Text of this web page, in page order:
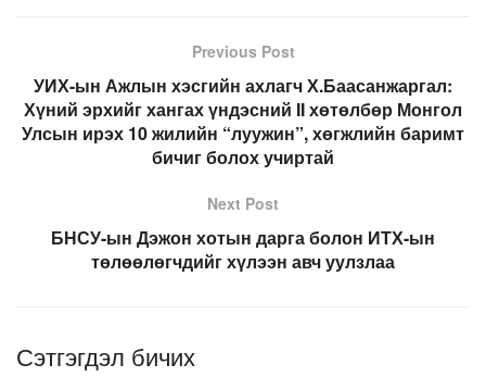
Previous Post
УИХ-ын Ажлын хэсгийн ахлагч Х.Баасанжаргал:
Хүний эрхийг хангах үндэсний II хөтөлбөр Монгол
Улсын ирэх 10 жилийн “луужин”, хөгжлийн баримт
бичиг болох учиртай
Next Post
БНСУ-ын Дэжон хотын дарга болон ИТХ-ын
төлөөлөгчдийг хүлээн авч уулзлаа
Сэтгэгдэл бичих